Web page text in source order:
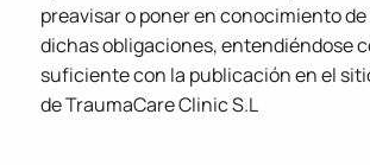
preavisar o poner en conocimiento
dichas obligaciones, entendiéndose
suficiente con la publicación en el
de TraumaCare Clinic S.L